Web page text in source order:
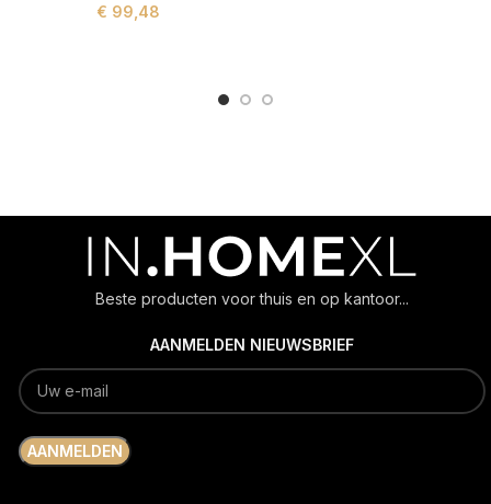
€ 99,48
Beste producten voor thuis en op kantoor...
AANMELDEN NIEUWSBRIEF